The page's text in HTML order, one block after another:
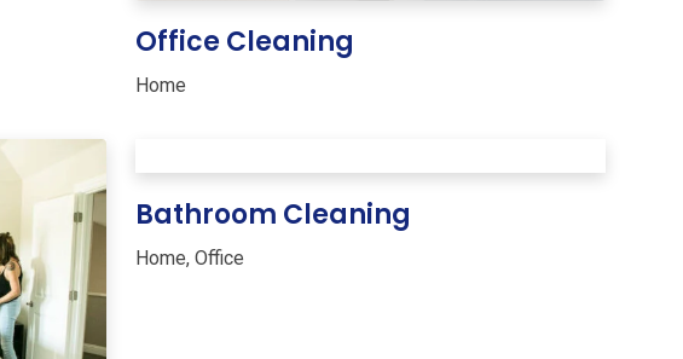
Office Cleaning
Home
Bathroom Cleaning
Home, Office